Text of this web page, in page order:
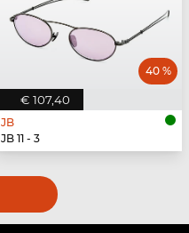
€ 107,40
40 %
JB
JB 11 - 3